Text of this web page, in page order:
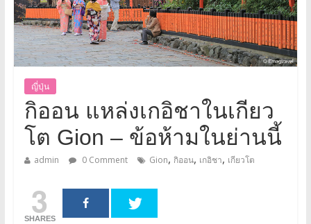
ญี่ปุ่น
กิออน แหล่งเกอิชาในเกียว
โต Gion – ข้อห้ามในย่านนี้
admin 0 Comment Gion, กิออน, เกอิชา, เกียวโต
3
SHARES